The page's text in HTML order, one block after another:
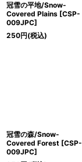
冠雪の平地/Snow-
Covered Plains [CSP-
009JPC]
250円(税込)
冠雪の森/Snow-
Covered Forest [CSP-
009JPC]